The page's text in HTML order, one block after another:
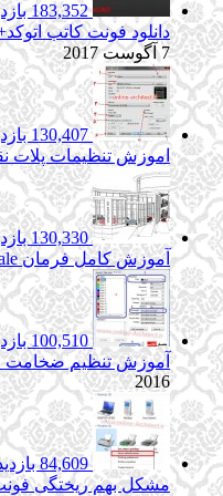
183,352 بازدید
دانلود فونت کاتب
7 آگوست 2017
130,407 بازدید
اموزش تنظیمات پلات
130,330 بازدید
آموزش کامل فرمان Scale در اتوکد
100,510 بازدید
آموزش تنظیم ضخامت
2016
84,609 بازدید
مشکل بهم ریختگی